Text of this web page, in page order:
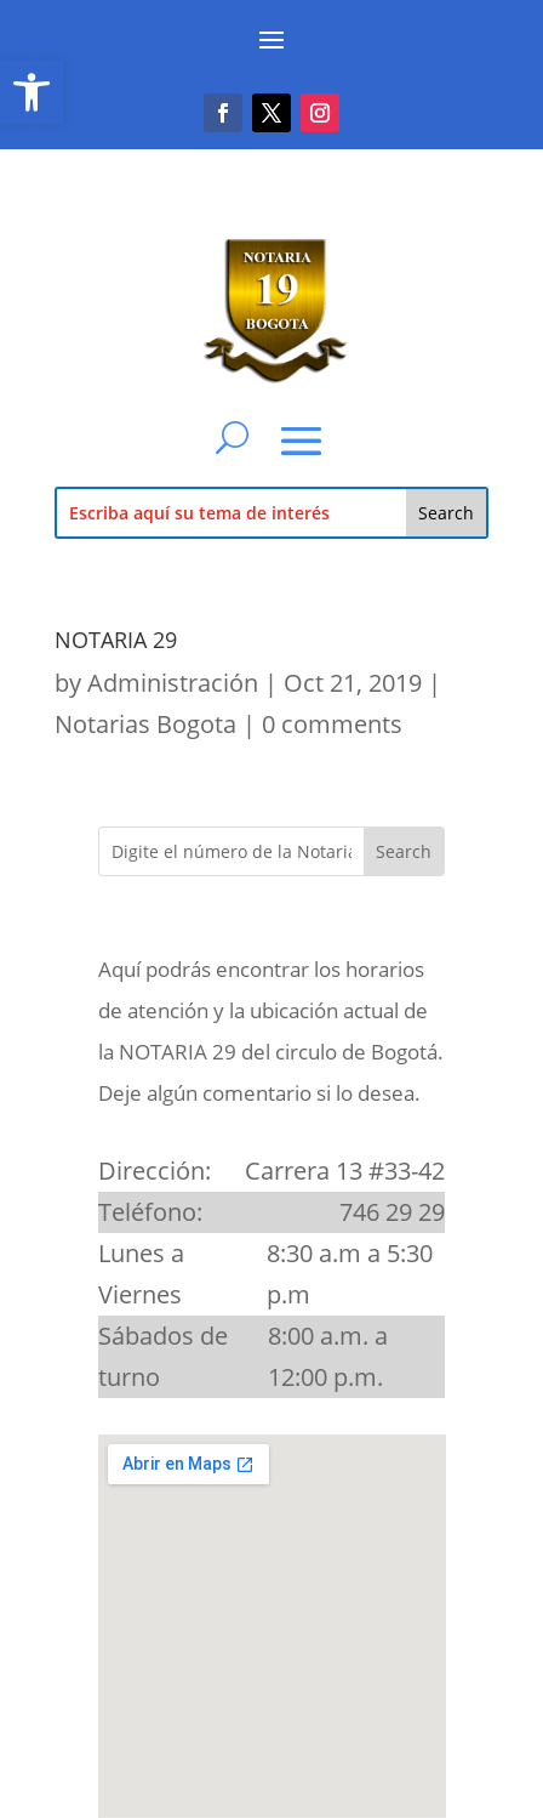
Abrir barra de herramientas
NOTARIA 29
byAdministración | Oct 21, 2019|
Notarias Bogota | 0 comments
Aquí podrás encontrar los horarios
de atención y la ubicación actual de
la NOTARIA 29 del circulo de Bogotá.
Deje algún comentario si lo desea.
Dirección:
Carrera 13 #33-42
Teléfono:
746 29 29
Lunes a
Viernes
8:30 a.m a 5:30
p.m
Sábados de
turno
8:00 a.m. a
12:00 p.m.